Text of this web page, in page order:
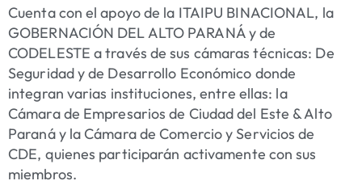
Cuenta con el apoyo de la ITAIPU BINACIONAL, la
GOBERNACIÓN DEL ALTO PARANÁ y de
CODELESTE a través de sus cámaras técnicas: De
Seguridad y de Desarrollo Económico donde
integran varias instituciones, entre ellas: la
Cámara de Empresarios de Ciudad del Este & Alto
Paraná y la Cámara de Comercio y Servicios de
CDE, quienes participarán activamente con sus
miembros.